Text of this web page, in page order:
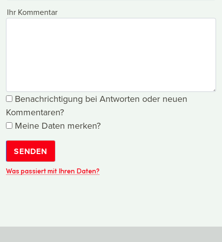
Ihr Kommentar
Benachrichtigung bei Antworten oder neuen
Kommentaren?
Meine Daten merken?
SENDEN
Was passiert mit Ihren Daten?